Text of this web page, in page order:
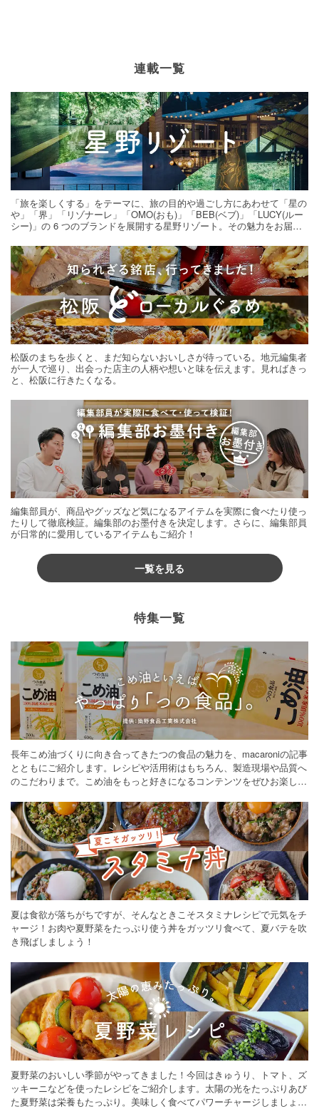
連載一覧
「旅を楽しくする」をテーマに、旅の目的や過ごし方にあわせて「星の
や」「界」「リゾナーレ」「OMO(おも)」「BEB(ベブ)」「LUCY(ルー
シー)」の 6 つのブランドを展開する星野リゾート。その魅力をお届け
松阪のまちを歩くと、まだ知らないおいしさが待っている。地元編集者
が一人で巡り、出会った店主の人柄や想いと味を伝えます。見ればきっ
と、松阪に行きたくなる。
編集部員が、商品やグッズなど気になるアイテムを実際に食べたり使っ
たりして徹底検証。編集部のお墨付きを決定します。さらに、編集部員
が日常的に愛用しているアイテムもご紹介！
一覧を見る
特集一覧
長年こめ油づくりに向き合ってきたつの食品の魅力を、macaroniの記事
とともにご紹介します。レシピや活用術はもちろん、製造現場や品質へ
のこだわりまで。こめ油をもっと好きになるコンテンツをぜひお楽しみ
夏は食欲が落ちがちですが、そんなときこそスタミナレシピで元気をチ
ャージ！お肉や夏野菜をたっぷり使う丼をガッツリ食べて、夏バテを吹
き飛ばしましょう！
夏野菜のおいしい季節がやってきました！今回はきゅうり、トマト、ズ
ッキーニなどを使ったレシピをご紹介します。太陽の光をたっぷりあび
た夏野菜は栄養もたっぷり。美味しく食べてパワーチャージしましょう